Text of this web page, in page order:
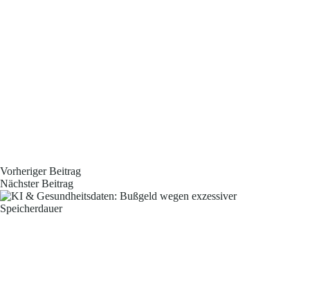
VorherigerBeitrag
NächsterBeitrag